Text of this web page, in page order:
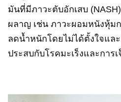
มันที่มีภาวะตับอักเสบ
ผลาญ เช่น ภาวะผอมหนังหุ้ม
ลดน้ำหนักโดยไม่ได้ตั้งใจแล
ประสบกับโรคมะเร็งและการ